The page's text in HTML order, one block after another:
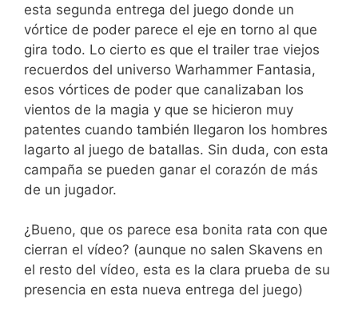
esta segunda entrega del juego donde un
vórtice de poder parece el eje en torno al que
gira todo. Lo cierto es que el trailer trae viejos
recuerdos del universo Warhammer Fantasia,
esos vórtices de poder que canalizaban los
vientos de la magia y que se hicieron muy
patentes cuando también llegaron los hombres
lagarto al juego de batallas. Sin duda, con esta
campaña se pueden ganar el corazón de más
de un jugador.
¿Bueno, que os parece esa bonita rata con que
cierran el vídeo? (aunque no salen Skavens en
el resto del vídeo, esta es la clara prueba de su
presencia en esta nueva entrega del juego)